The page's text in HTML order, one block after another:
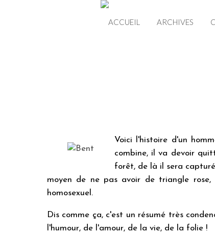
ACCUEIL ARCHIVES
Voici l'histoire d'un
combine, il va devoir
forêt, de là il sera
moyen de ne pas avoir de triangle
homosexuel.
Dis comme ça, c'est un résumé très
l'humour, de l'amour, de la vie, de la folie !